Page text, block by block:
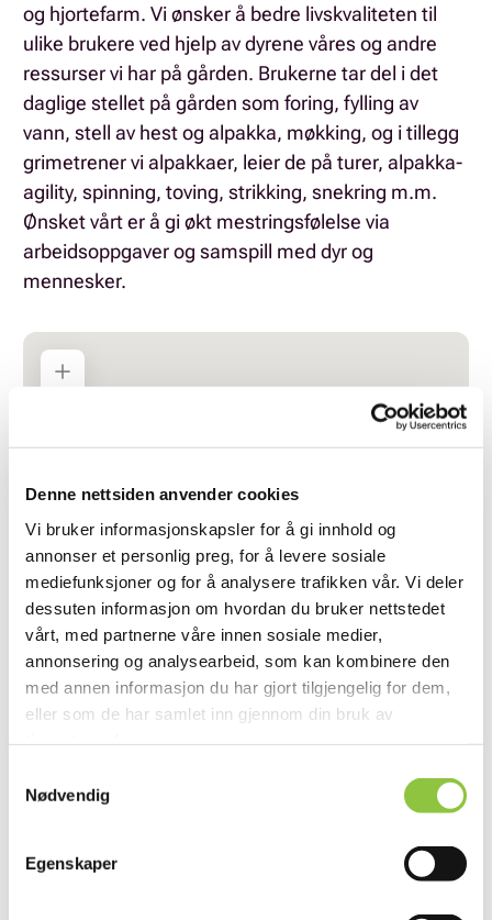
Denne nettsiden anvender cookies
Vi bruker informasjonskapsler for å gi innhold og
annonser et personlig preg, for å levere sosiale
mediefunksjoner og for å analysere trafikken vår. Vi deler
dessuten informasjon om hvordan du bruker nettstedet
vårt, med partnerne våre innen sosiale medier,
annonsering og analysearbeid, som kan kombinere den
med annen informasjon du har gjort tilgjengelig for dem,
eller som de har samlet inn gjennom din bruk av
Nødvendig
Egenskaper
og hjortefarm. Vi ønsker å bedre livskvaliteten til
ulike brukere ved hjelp av dyrene våres og andre
ressurser vi har på gården. Brukerne tar del i det
daglige stellet på gården som foring, fylling av
vann, stell av hest og alpakka, møkking, og i tillegg
grimetrener vi alpakkaer, leier de på turer, alpakka-
agility, spinning, toving, strikking, snekring m.m.
Ønsket vårt er å gi økt mestringsfølelse via
arbeidsoppgaver og samspill med dyr og
mennesker.